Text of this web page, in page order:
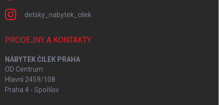
detsky_nabytek_cilek
PRODEJNY A KONTAKTY
NÁBYTEK ČILEK PRAHA
OD Centrum
Hlavní 2459/108
Praha 4 - Spořilov